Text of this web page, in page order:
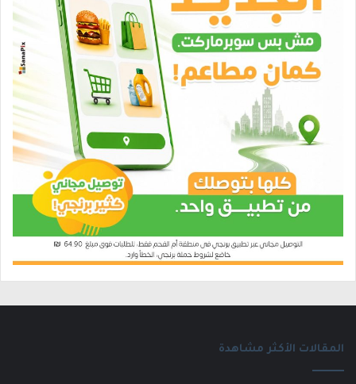
المقالات الأكثر مشاهدة